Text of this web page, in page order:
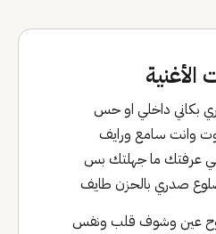
الأغنية
بكاني داخلي او حس
وانت سامع ورايف
عرفتك ما جهلتك بس
صدري بالحزن طايف
عين وشوف قلب ونفس